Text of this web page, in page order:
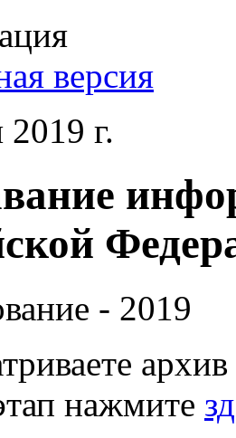
версия
г.
- 2019
нажмите